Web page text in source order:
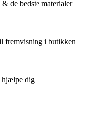
de bedste materialer
fremvisning i butikken
hjælpe dig